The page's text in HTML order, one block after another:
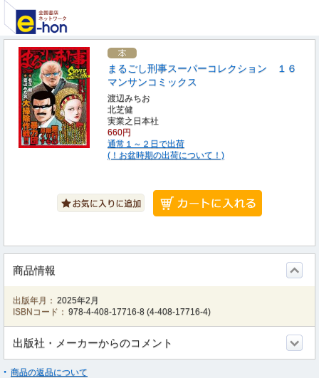
まるごし刑事スーパーコレクション １６
マンサンコミックス
渡辺みちお
北芝健
実業之日本社
660円
通常１～２日で出荷
(！お盆時期の出荷について！)
商品情報
出版年月： 2025年2月
ISBNコード： 978-4-408-17716-8 (4-408-17716-4)
出版社・メーカーからのコメント
商品の返品について